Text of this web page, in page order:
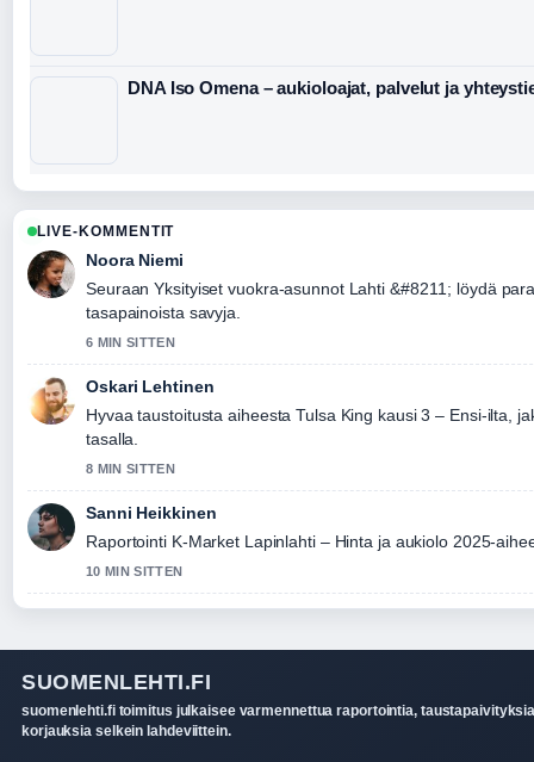
DNA Iso Omena – aukioloajat, palvelut ja
LIVE-KOMMENTIT
Noora Niemi
Seuraan Yksityiset vuokra-asunnot Lahti &#8211; löydä
tasapainoista savyja.
6 MIN SITTEN
Oskari Lehtinen
Hyvaa taustoitusta aiheesta Tulsa King kausi 3 – Ensi-ilta,
tasalla.
8 MIN SITTEN
Sanni Heikkinen
Raportointi K-Market Lapinlahti – Hinta ja aukiolo 2025-
10 MIN SITTEN
SUOMENLEHTI.FI
suomenlehti.fi toimitus julkaisee varmennettua raportointia,
korjauksia selkein lahdeviittein.